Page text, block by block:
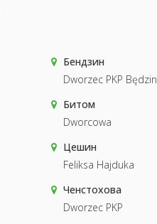
Бендзин
Dworzec PKP Będzin
Битом
Dworcowa
Цешин
Feliksa Hajduka
Ченстохова
Dworzec PKP